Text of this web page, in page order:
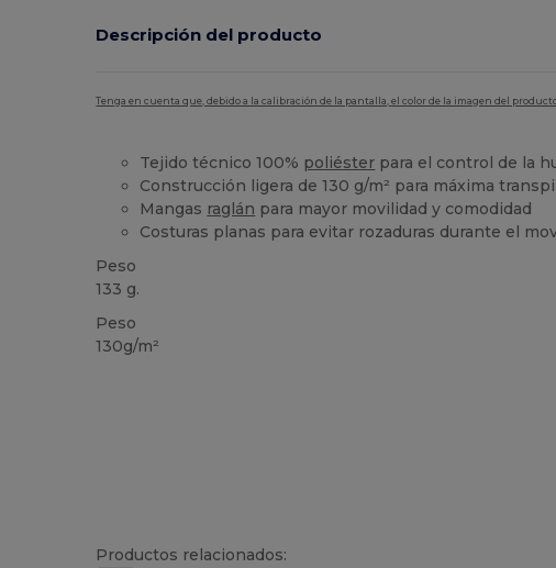
Descripción del producto
Tenga en cuenta que, debido a la calibración de la pantalla, el color de la imagen del
Tejido técnico 100% poliéster para el control de la
Construcción ligera de 130 g/m² para máxima
Mangas raglán para mayor movilidad y comodidad
Costuras planas para evitar rozaduras durante el
Peso
133 g.
Peso
130g/m²
Productos relacionados: